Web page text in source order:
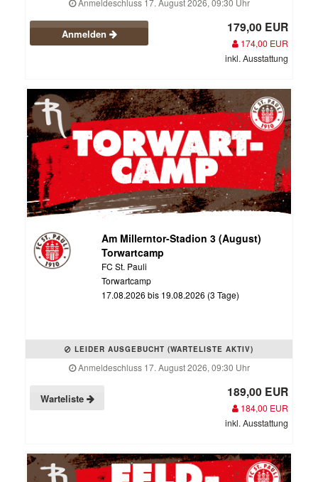
Anmeldeschluss 17. August 2026, 09:30 Uhr
Anmelden 179,00 EUR
174,00 EUR
inkl. Ausstattung
Am Millerntor-Stadion 3 (August)
Torwartcamp
FC St. Pauli
Torwartcamp
17.08.2026 bis 19.08.2026 (3 Tage)
LEIDER AUSGEBUCHT (WARTELISTE AKTIV)
Anmeldeschluss 17. August 2026, 09:30 Uhr
Warteliste 189,00 EUR
184,00 EUR
inkl. Ausstattung